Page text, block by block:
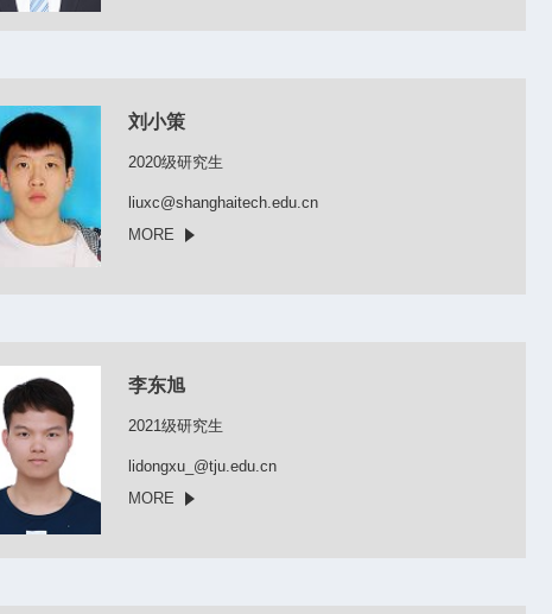
刘小策
2020级研究生
liuxc@shanghaitech.edu.cn
MORE
李东旭
2021级研究生
lidongxu_@tju.edu.cn
MORE